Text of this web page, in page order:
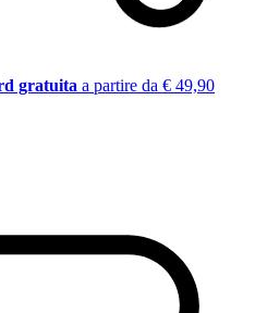
gratuita a partire da € 49,90